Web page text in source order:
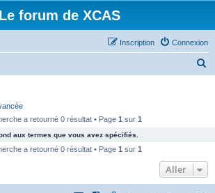
Le forum de XCAS
Connexion
Inscription
c
a retourné 0 résultat • Page 1 sur 1
aux termes que vous avez spécifiés.
a retourné 0 résultat • Page 1 sur 1
Aller